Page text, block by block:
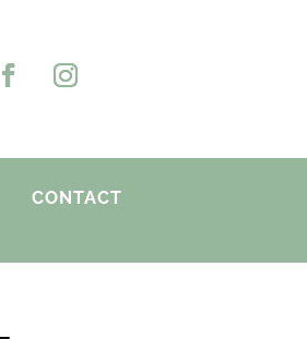
CONTACT